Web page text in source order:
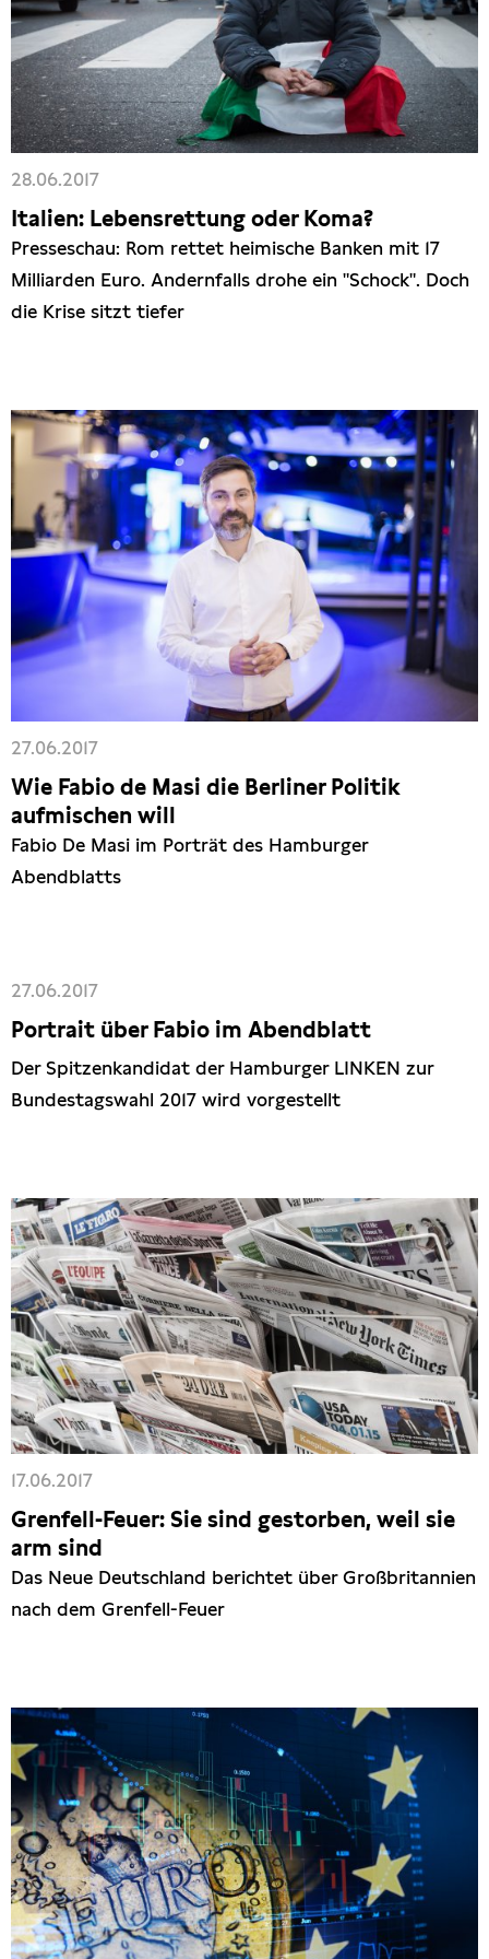
28.06.2017
Italien: Lebensrettung oder Koma?
Presseschau: Rom rettet heimische Banken mit 17
Milliarden Euro. Andernfalls drohe ein "Schock". Doch
die Krise sitzt tiefer
27.06.2017
Wie Fabio de Masi die Berliner Politik
aufmischen will
Fabio De Masi im Porträt des Hamburger
Abendblatts
27.06.2017
Portrait über Fabio im Abendblatt
Der Spitzenkandidat der Hamburger LINKEN zur
Bundestagswahl 2017 wird vorgestellt
17.06.2017
Grenfell-Feuer: Sie sind gestorben, weil sie
arm sind
Das Neue Deutschland berichtet über Großbritannien
nach dem Grenfell-Feuer